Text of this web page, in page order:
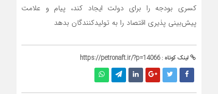
کسری بودجه را برای دولت ایجاد کند، پیام و علامت
پیش‌بینی پذیری اقتصاد را به تولیدکنندگان بدهد
لینک کوتاه :https://petronaft.ir/?p=14066